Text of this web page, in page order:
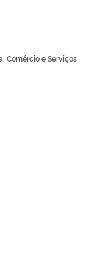
Comércio e Serviços